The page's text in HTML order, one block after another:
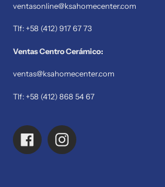
ventasonline@ksahomecenter.com
Tlf: +58 (412) 917 67 73
Ventas Centro Cerámico:
ventas@ksahomecenter.com
Tlf: +58 (412) 868 54 67
FacebookInstagram